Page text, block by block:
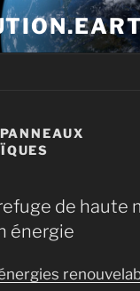
PANNEAUX
de haute
énergie